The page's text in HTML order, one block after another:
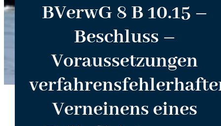
BVerwG 8 B 10.15 –
Beschluss –
Voraussetzungen
Verneinens eines